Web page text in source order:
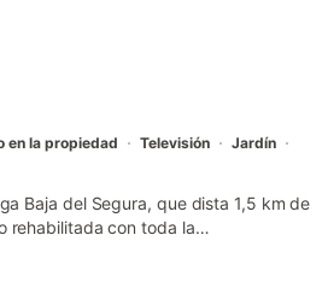
en la propiedad Televisión
Jardín
Baja del Segura, que dista 1,5 km de
rehabilitada con toda la
vallado de 5000m2 en el que se